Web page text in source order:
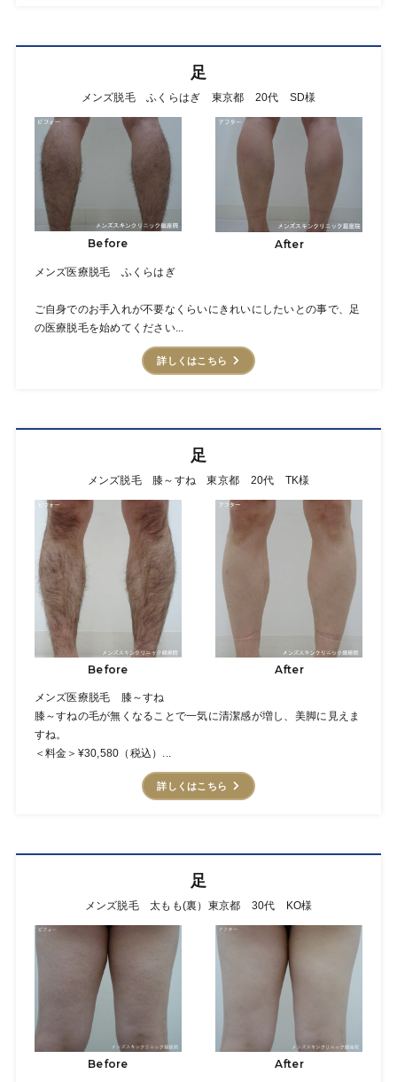
足
メンズ脱毛 ふくらはぎ 東京都 20代 SD様
Before After
メンズ医療脱毛 ふくらはぎ
ご自身でのお手入れが不要なくらいにきれいにしたいとの事で、足
の医療脱毛を始めてください...
詳しくはこちら
足
メンズ脱毛 膝～すね 東京都 20代 TK様
Before After
メンズ医療脱毛 膝～すね
膝～すねの毛が無くなることで一気に清潔感が増し、美脚に見えま
すね。
＜料金＞¥30,580（税込）...
詳しくはこちら
足
メンズ脱毛 太もも(裏）東京都 30代 KO様
Before After